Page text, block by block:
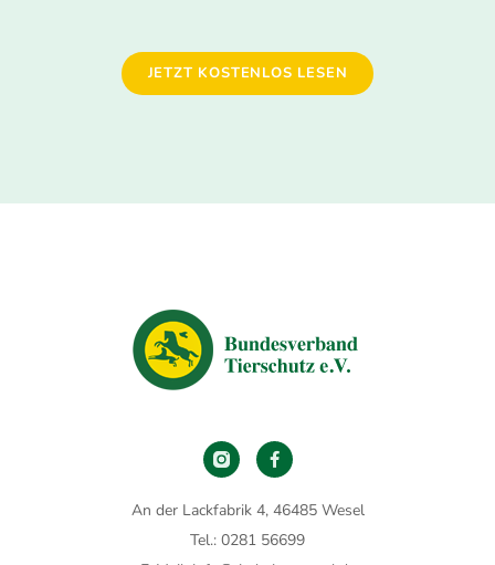
JETZT KOSTENLOS LESEN
An der Lackfabrik 4, 46485 Wesel
Tel.: 0281 56699